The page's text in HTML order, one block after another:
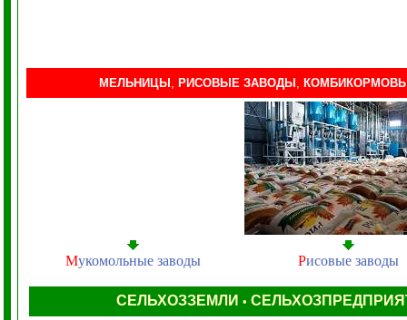
МЕЛЬНИЦЫ , РИСОВЫЕ ЗАВОДЫ ,
Мукомольные заводы Рисовые заводы
СЕЛЬХОЗЗЕМЛИ •